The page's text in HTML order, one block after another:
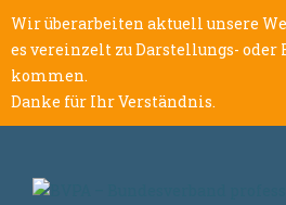
Wir überarbeiten aktuell unsere
es vereinzelt zu Darstellungs-
kommen.
Danke für Ihr Verständnis.